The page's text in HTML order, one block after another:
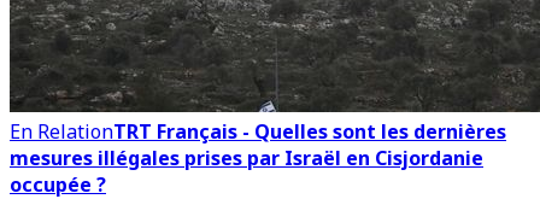
En RelationTRT Français - Quelles sont les dernières
mesures illégales prises par Israël en Cisjordanie
occupée ?